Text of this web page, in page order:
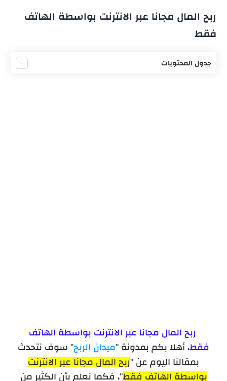
ربح المال مجانا عبر الانترنت بواسطة الهاتف
فقط
جدول المحتويات
ربح المال مجانا عبر الانترنت بواسطة الهاتف
فقط، أهلا بكم بمدونة "ميدان الربح" سوف نتحدث
بمقالنا اليوم عن "ربح المال مجانا عبر الانترنت
بواسطة الهاتف فقط"، فكما نعلم بأن الكثير من